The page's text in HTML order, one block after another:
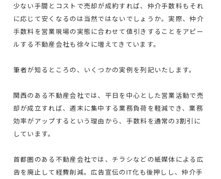
少ない手間とコストで売却が成約すれば、仲介手数料もそれ
に応じて安くなるのは当然ではないでしょうか。実際、仲介
手数料を営業現場の実態に合わせて値引きすることをアピー
ルする不動産会社も徐々に増えてきています。
筆者が知るところの、いくつかの実例を列記いたします。
関西のある不動産会社では、平日を中心とした営業活動で売
却が成立すれば、週末に集中する業務負荷を軽減でき、業務
効率がアップするという理由から、手数料を通常の3割引に
しています。
首都圏のある不動産会社では、チラシなどの紙媒体による広
告を廃止して経費削減。広告宣伝のIT化も後押しし、仲介手